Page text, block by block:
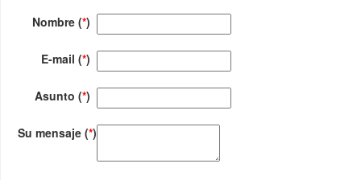
Nombre (*)
E-mail (*)
Asunto (*)
Su mensaje (*)